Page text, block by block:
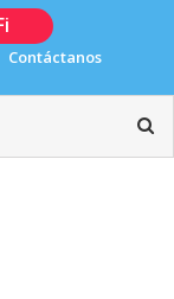
Contáctanos